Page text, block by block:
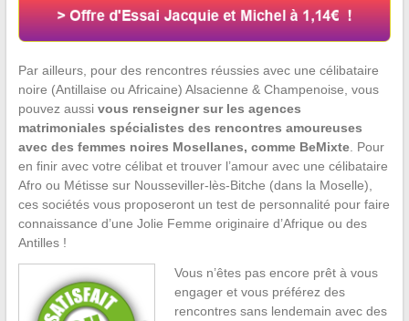
Par ailleurs, pour des rencontres réussies avec une célibataire
noire (Antillaise ou Africaine) Alsacienne & Champenoise, vous
pouvez aussi vous renseigner sur les agences
matrimoniales spécialistes des rencontres amoureuses
avec des femmes noires Mosellanes, comme BeMixte. Pour
en finir avec votre célibat et trouver l’amour avec une célibataire
Afro ou Métisse sur Nousseviller-lès-Bitche (dans la Moselle),
ces sociétés vous proposeront un test de personnalité pour faire
connaissance d’une Jolie Femme originaire d’Afrique ou des
Antilles !
Vous n’êtes pas encore prêt à vous
engager et vous préférez des
rencontres sans lendemain avec des